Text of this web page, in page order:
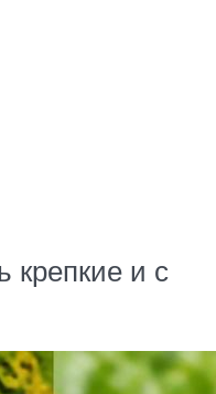
крепкие и с